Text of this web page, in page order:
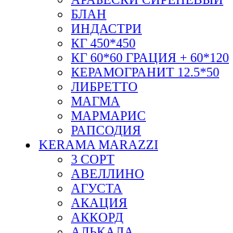
БЛАН
ИНДАСТРИ
КГ 450*450
КГ 60*60 ГРАЦИЯ + 60*120
КЕРАМОГРАНИТ 12.5*50
ЛИБРЕТТО
МАГМА
МАРМАРИС
РАПСОДИЯ
KERAMA MARAZZI
3 СОРТ
АВЕЛЛИНО
АГУСТА
АКАЦИЯ
АККОРД